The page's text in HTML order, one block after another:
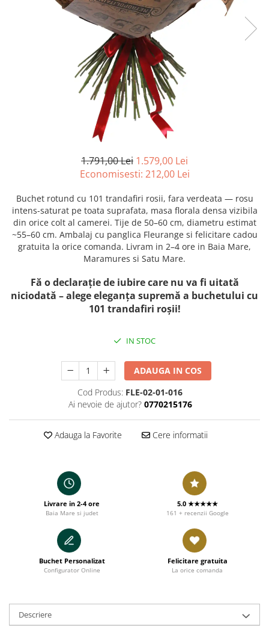
1.791,00 Lei 1.579,00 Lei
Economisesti: 212,00 Lei
Buchet rotund cu 101 trandafiri rosii, fara verdeata — rosu
intens-saturat pe toata suprafata, masa florala densa vizibila
din orice colt al camerei. Tije de 50–60 cm, diametru estimat
~55–60 cm. Ambalaj cu panglica Fleurange si felicitare cadou
gratuita la orice comanda. Livram in 2–4 ore in Baia Mare,
Maramures si Satu Mare.
Fă o declarație de iubire care nu va fi uitată
niciodată – alege eleganța supremă a buchetului cu
101 trandafiri roșii!
IN STOC
ADAUGA IN COS
Cod Produs: FLE-02-01-016
Ai nevoie de ajutor? 0770215176
Adauga la Favorite Cere informatii
Livrare in 2-4 ore
Baia Mare si judet
5.0 ★★★★★
161 + recenzii Google
Buchet Personalizat
Configurator Online
Felicitare gratuita
La orice comanda
Descriere